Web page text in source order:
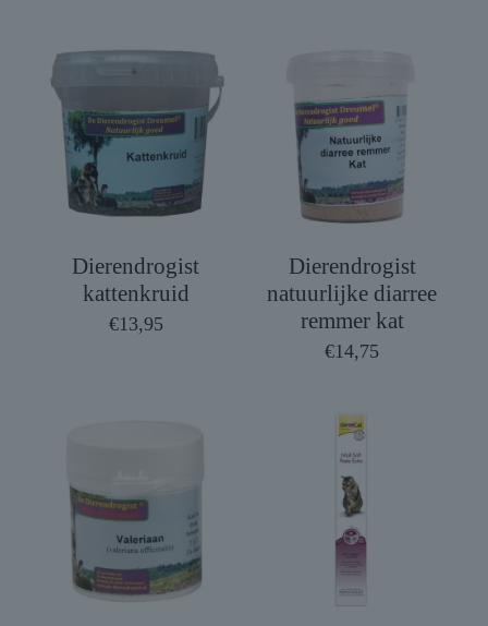
Dierendrogist
kattenkruid
€13,95
Dierendrogist
natuurlijke diarree
remmer kat
€14,75